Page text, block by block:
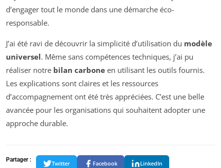
d’engager tout le monde dans une démarche éco-
responsable.
J’ai été ravi de découvrir la simplicité d’utilisation du modèle
universel. Même sans compétences techniques, j’ai pu
réaliser notre bilan carbone en utilisant les outils fournis.
Les explications sont claires et les ressources
d’accompagnement ont été très appréciées. C’est une belle
avancée pour les organisations qui souhaitent adopter une
approche durable.
Partager :
Twitter Facebook LinkedIn